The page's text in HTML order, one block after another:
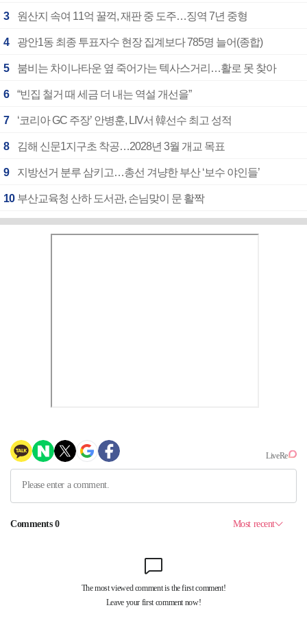
3 원산지 속여 11억 꿀꺽, 재판 중 도주…징역 7년 중형
4 광안1동 최종 투표자수 현장 집계보다 785명 늘어(종합)
5 붐비는 차이나타운 옆 죽어가는 텍사스거리…활로 못 찾아
6 “빈집 철거 때 세금 더 내는 역설 개선을”
7 ‘코리아 GC 주장’ 안병훈, LIV서 韓선수 최고 성적
8 김해 신문1지구초 착공…2028년 3월 개교 목표
9 지방선거 분루 삼키고…총선 겨냥한 부산 ‘보수 야인들’
10 부산교육청 산하 도서관, 손님맞이 문 활짝